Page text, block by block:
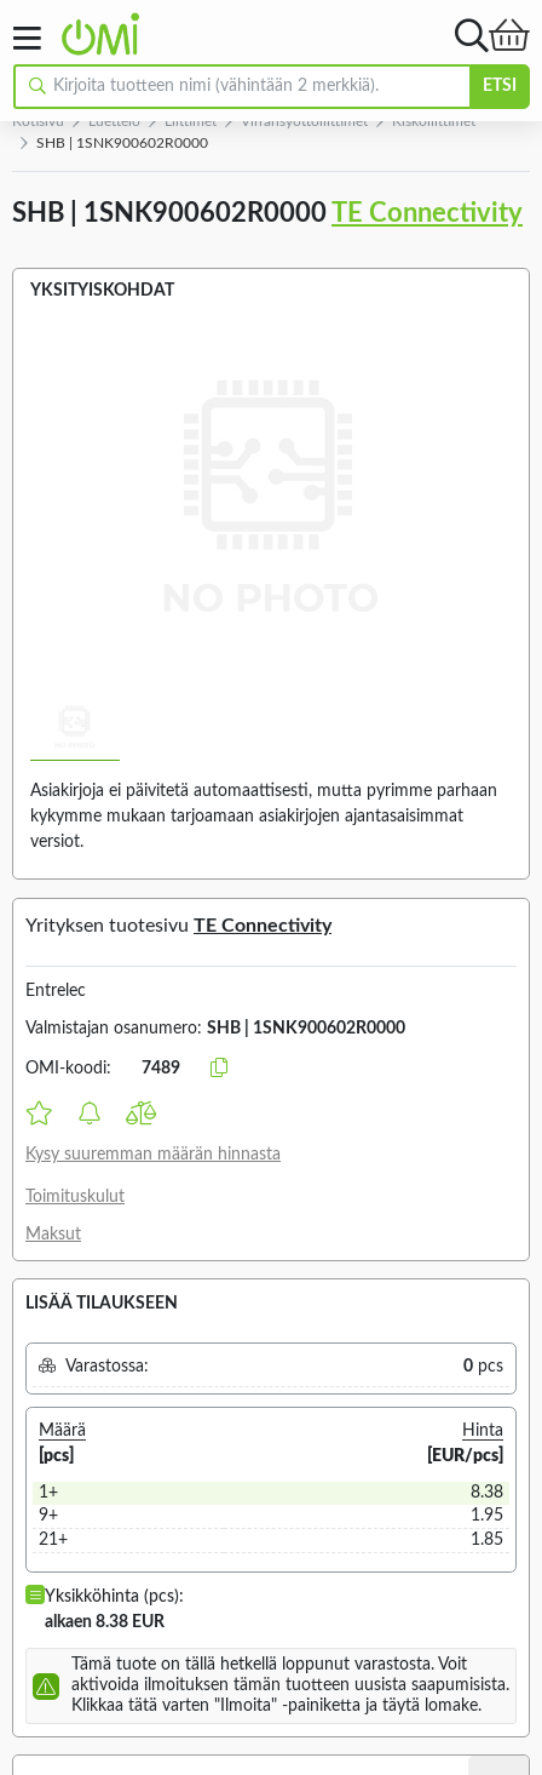
ETSI
Kotisivu Luettelo Liittimet Virransyöttöliittimet
Kiskoliittimet
SHB | 1SNK900602R0000
SHB | 1SNK900602R0000TE Connectivity
YKSITYISKOHDAT
Asiakirjoja ei päivitetä automaattisesti, mutta pyrimme parhaan
kykymme mukaan tarjoamaan asiakirjojen ajantasaisimmat
versiot.
Yrityksen tuotesivu TE Connectivity
Entrelec
Valmistajan osanumero: SHB | 1SNK900602R0000
OMI-koodi: 7489
Kysy suuremman määrän hinnasta
Toimituskulut
Maksut
LISÄÄ TILAUKSEEN
Varastossa: 0 pcs
Määrä
[pcs]
Hinta
[EUR/pcs]
1+
8.38
9+
1.95
21+
1.85
Yksikköhinta (pcs):
alkaen 8.38 EUR
Tämä tuote on tällä hetkellä loppunut varastosta. Voit
aktivoida ilmoituksen tämän tuotteen uusista saapumisista.
Klikkaa tätä varten "Ilmoita" -painiketta ja täytä lomake.